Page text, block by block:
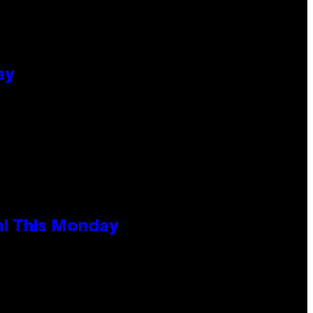
This Monday